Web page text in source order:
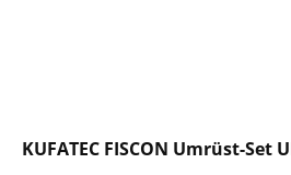
KUFATEC FISCON Umrüst-Set